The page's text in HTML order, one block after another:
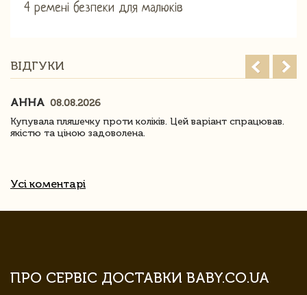
4 ремені безпеки для малюків
ВІДГУКИ
АННА 08.08.2026
Купувала пляшечку проти коліків. Цей варіант спрацював.
якістю та ціною задоволена.
Усі коментарі
ПРО СЕРВІС ДОСТАВКИ BABY.CO.UA